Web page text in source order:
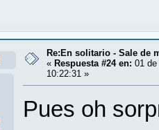
Re:En solitario - Sale de
« Respuesta #24 en: 01 de
10:22:31 »
Pues oh